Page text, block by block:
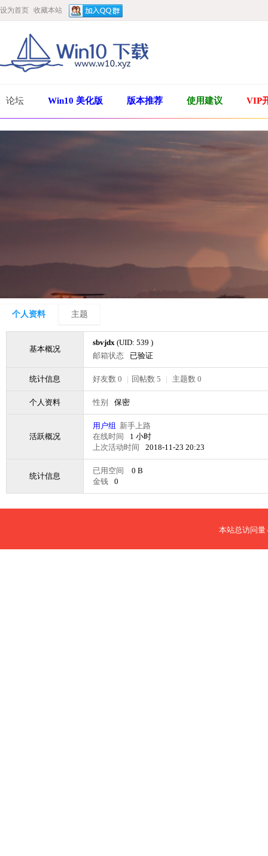
设为首页 收藏本站
论坛 Win10 美化版 版本推荐 使用建议 VIP
个人资料 主题
基本概况
sbvjdx (UID: 539 )
邮箱状态
已验证
统计信息 好友数 0 | 回帖数 5 | 主题数 0
个人资料 性别 保密
活跃概况
用户组 新手上路
在线时间
1 小时
上次活动时间
2018-11-23 20:23
统计信息
已用空间
0 B
金钱
0
本站总访问量